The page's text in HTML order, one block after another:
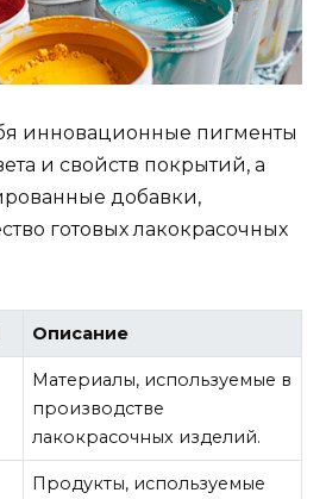
инновационные пигменты
и свойств покрытий, а
добавки,
готовых лакокрасочных
Описание
Материалы, используемые в
производстве
лакокрасочных изделий.
Продукты, используемые